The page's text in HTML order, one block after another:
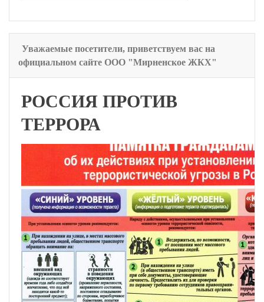
Уважаемые посетители, приветствуем вас на
официальном сайте ООО "Мирненское ЖКХ"
РОССИЯ ПРОТИВ
ТЕРРОРА